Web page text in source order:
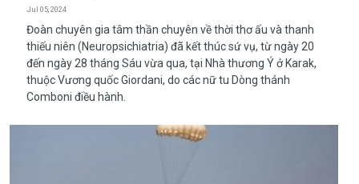
Jul 05, 2024
Đoàn chuyên gia tâm thần chuyên về thời thơ ấu và thanh
thiếu niên (Neuropsichiatria) đã kết thúc sứ vụ, từ ngày 20
đến ngày 28 tháng Sáu vừa qua, tại Nhà thương Ý ở Karak,
thuộc Vương quốc Giordani, do các nữ tu Dòng thánh
Comboni điều hành.